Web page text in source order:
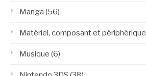
Manga (56)
Matériel, composant et périphérique
Musique (6)